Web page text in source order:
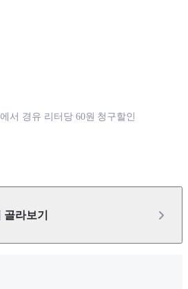
서 경유 리터당 60원 청구할인
라보기